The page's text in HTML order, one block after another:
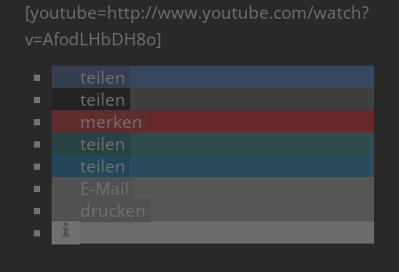
[youtube=http://www.youtube.com/watch?
v=AfodLHbDH8o]
teilen
teilen
merken
teilen
teilen
E-Mail
drucken